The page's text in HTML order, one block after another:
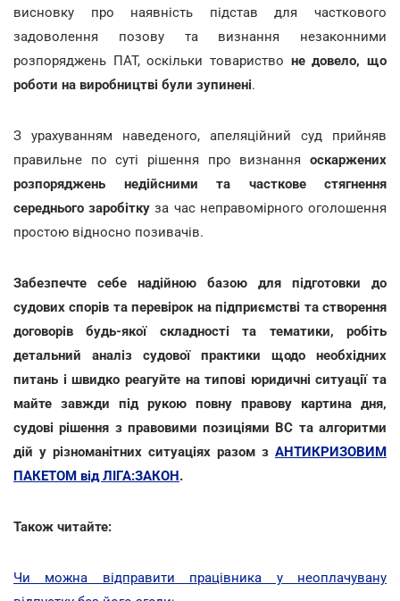
висновку про наявність підстав для часткового
задоволення позову та визнання незаконними
розпоряджень ПАТ, оскільки товариство не довело, що
роботи на виробництві були зупинені.
З урахуванням наведеного, апеляційний суд прийняв
правильне по суті рішення про визнання оскаржених
розпоряджень недійсними та часткове стягнення
середнього заробітку за час неправомірного оголошення
простою відносно позивачів.
Забезпечте себе надійною базою для підготовки до
судових спорів та перевірок на підприємстві та створення
договорів будь-якої складності та тематики, робіть
детальний аналіз судової практики щодо необхідних
питань і швидко реагуйте на типові юридичні ситуації та
майте завжди під рукою повну правову картина дня,
судові рішення з правовими позиціями ВС та алгоритми
дій у різноманітних ситуаціях разом з АНТИКРИЗОВИМ
ПАКЕТОМ від ЛІГА:ЗАКОН.
Також читайте:
Чи можна відправити працівника у неоплачувану